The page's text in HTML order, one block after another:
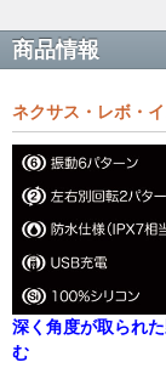
商品情報
ネクサス・レボ・
深く角度が取られ
む